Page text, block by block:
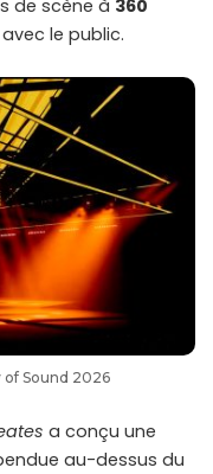
de scène à 360
le public.
Sound 2026
a conçu une
au-dessus du